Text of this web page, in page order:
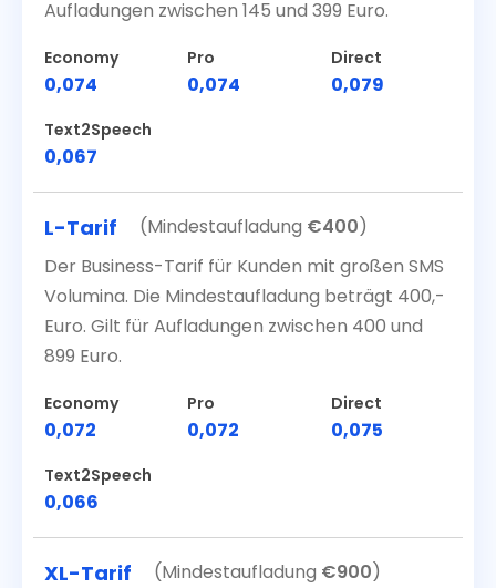
Aufladungen zwischen 145 und 399 Euro.
Economy
0,074
Pro
0,074
Direct
0,079
Text2Speech
0,067
L-Tarif (Mindestaufladung €400)
Der Business-Tarif für Kunden mit großen SMS
Volumina. Die Mindestaufladung beträgt 400,-
Euro. Gilt für Aufladungen zwischen 400 und
899 Euro.
Economy
0,072
Pro
0,072
Direct
0,075
Text2Speech
0,066
XL-Tarif (Mindestaufladung €900)